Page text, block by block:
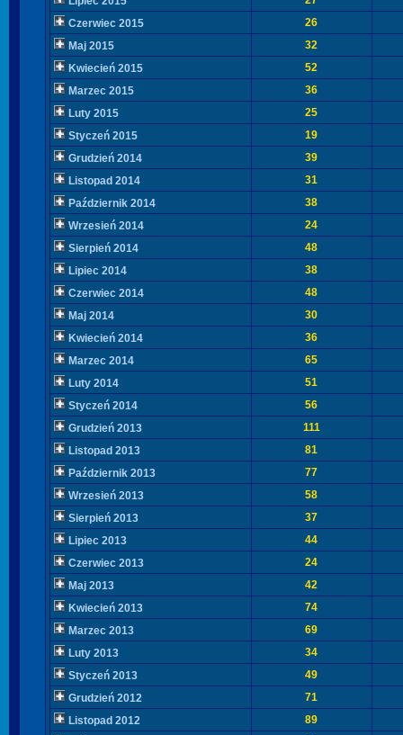
Czerwiec 2015
26
Maj 2015
32
Kwiecień 2015
52
Marzec 2015
36
Luty 2015
25
Styczeń 2015
19
Grudzień 2014
39
Listopad 2014
31
Październik 2014
38
Wrzesień 2014
24
Sierpień 2014
48
Lipiec 2014
38
Czerwiec 2014
48
Maj 2014
30
Kwiecień 2014
36
Marzec 2014
65
Luty 2014
51
Styczeń 2014
56
Grudzień 2013
111
Listopad 2013
81
Październik 2013
77
Wrzesień 2013
58
Sierpień 2013
37
Lipiec 2013
44
Czerwiec 2013
24
Maj 2013
42
Kwiecień 2013
74
Marzec 2013
69
Luty 2013
34
Styczeń 2013
49
Grudzień 2012
71
Listopad 2012
89